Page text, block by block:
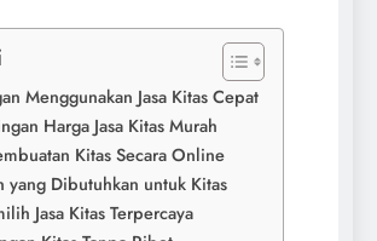
Menggunakan Jasa Kitas Cepat
Harga Jasa Kitas Murah
Kitas Secara Online
yang Dibutuhkan untuk Kitas
Jasa Kitas Terpercaya